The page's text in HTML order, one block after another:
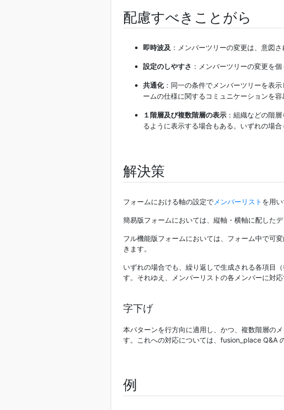
配慮すべきことがら
即時波及 ：メンバーツリーの変更は、意図
設定のしやすさ ：メンバーツリーの変更を
共通化：同一の条件でメンバーツリーを表
ームの仕様に関するコミュニケーションを
１階層及び複数階層の表示 ：組織などの階
るように表示する場合もある。いずれの場
解決策
フォームにおける軸の設定で メンバーリスト を用
簡易版フォームにおいては、縦軸・横軸に配した
フル機能版フォームにおいては、フォーム中で可
きます。
いずれの場合でも、繰り返しで生成される各項目
す。それゆえ、メンバーリストの各メンバーに対
字下げ
本パターンを行方向に適用し、かつ、複数階層の
す。これへの対応については、fusion_place Q&A
例